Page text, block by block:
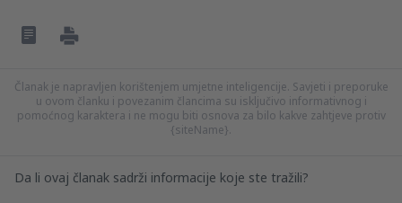
Članak je napravljen korištenjem umjetne inteligencije. Savjeti i preporuke
u ovom članku i povezanim člancima su isključivo informativnog i
pomoćnog karaktera i ne mogu biti osnova za bilo kakve zahtjeve protiv
{siteName}.
Da li ovaj članak sadrži informacije koje ste tražili?